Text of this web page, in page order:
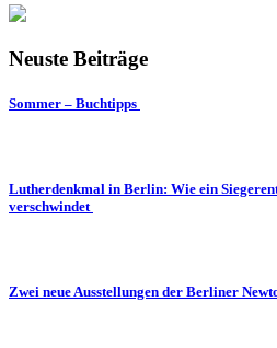
Neuste Beiträge
Sommer – Buchtipps
Lutherdenkmal in Berlin: Wie ein
verschwindet
Zwei neue Ausstellungen der Berliner